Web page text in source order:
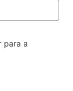
para a